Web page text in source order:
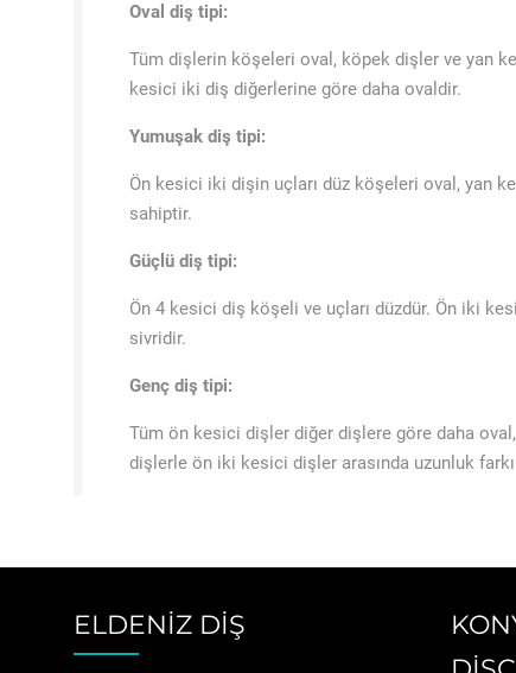
Oval diş tipi:
Tüm dişlerin köşeleri oval, köpek dişler ve yan
kesici iki diş diğerlerine göre daha ovaldir.
Yumuşak diş tipi:
Ön kesici iki dişin uçları düz köşeleri oval, yan
sahiptir.
Güçlü diş tipi:
Ön 4 kesici diş köşeli ve uçları düzdür. Ön iki
sivridir.
Genç diş tipi:
Tüm ön kesici dişler diğer dişlere göre daha
dişlerle ön iki kesici dişler arasında uzunluk farkı
ELDENİZ DİŞ